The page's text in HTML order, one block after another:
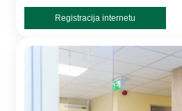
Registracija internetu